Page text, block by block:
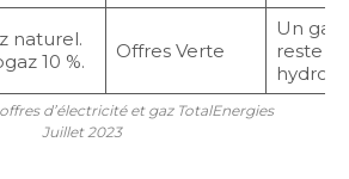
naturel.
10 %.
Offres Verte
Un gaz
reste
d’électricité et gaz TotalEnergies
Juillet 2023